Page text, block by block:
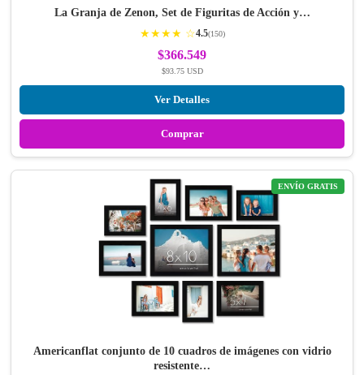
La Granja de Zenon, Set de Figuritas de Acción y…
★★★★ ☆4.5(150)
$366.549
$93.75 USD
Ver Detalles
Comprar
ENVÍO GRATIS
Americanflat conjunto de 10 cuadros de imágenes con vidrio
resistente…